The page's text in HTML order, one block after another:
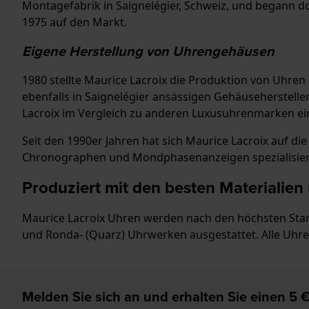
Montagefabrik in Saignelégier, Schweiz, und begann
1975 auf den Markt.
Eigene Herstellung von Uhrengehäusen
1980 stellte Maurice Lacroix die Produktion von
ebenfalls in Saignelégier ansässigen
Lacroix im Vergleich zu anderen Luxusuhrenmarken
Seit den 1990er Jahren hat sich Maurice Lacroix auf
Chronographen und Mondphasenanzeigen
Produziert mit den besten
Maurice Lacroix Uhren werden nach den höchsten
und Ronda- (Quarz) Uhrwerken ausgestattet. Alle
Melden Sie sich an und erhalten Sie einen 5